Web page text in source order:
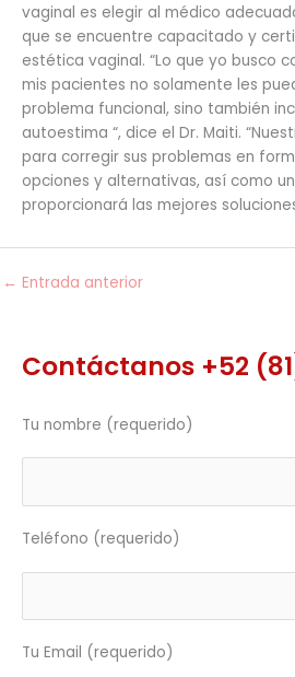
vaginal es elegir al médico
que se encuentre capacitado y
estética vaginal. “Lo que yo busco
mis pacientes no solamente les
problema funcional, sino también
autoestima “, dice el Dr. Maiti.
para corregir sus problemas en
opciones y alternativas, así como
proporcionará las mejores
← Entrada anterior
Contáctanos +52
Tu nombre (requerido)
Teléfono (requerido)
Tu Email (requerido)